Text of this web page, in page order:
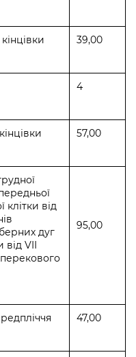
39,00
4
57,00
клітки від
дуг
від VII
95,00
47,00